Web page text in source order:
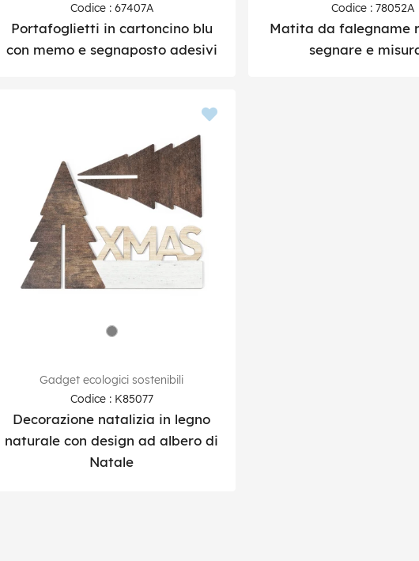
Codice : 67407A
Portafoglietti in cartoncino blu
con memo e segnaposto adesivi
Codice : 78052A
Matita da falegname
segnare e
Gadget ecologici sostenibili
Codice : K85077
Decorazione natalizia in legno
naturale con design ad albero di
Natale